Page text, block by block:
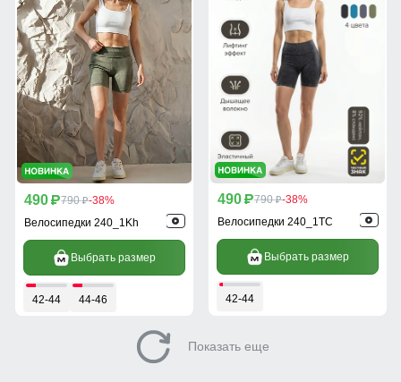
490 p790 p-38%
Велосипедки 240_1Kh
Выбрать размер
42-44 44-46
490 p790 p-38%
Велосипедки 240_1TC
Выбрать размер
42-44
Показать еще